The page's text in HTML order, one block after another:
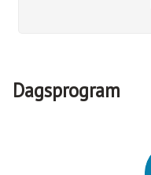
Dagsprogram